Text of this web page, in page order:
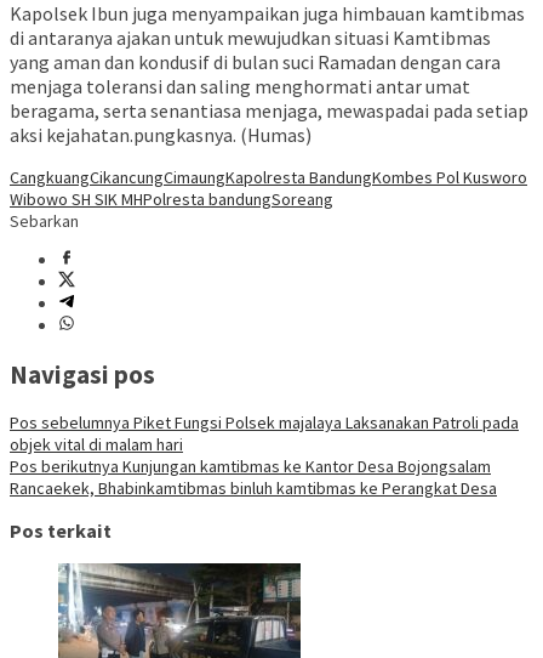
Kapolsek Ibun juga menyampaikan juga himbauan kamtibmas
di antaranya ajakan untuk mewujudkan situasi Kamtibmas
yang aman dan kondusif di bulan suci Ramadan dengan cara
menjaga toleransi dan saling menghormati antar umat
beragama, serta senantiasa menjaga, mewaspadai pada setiap
aksi kejahatan.pungkasnya. (Humas)
CangkuangCikancungCimaungKapolresta BandungKombes Pol Kusworo
Wibowo SH SIK MHPolresta bandungSoreang
Sebarkan
Navigasi pos
Pos sebelumnya Piket Fungsi Polsek majalaya Laksanakan Patroli pada
objek vital di malam hari
Pos berikutnya Kunjungan kamtibmas ke Kantor Desa Bojongsalam
Rancaekek, Bhabinkamtibmas binluh kamtibmas ke Perangkat Desa
Pos terkait